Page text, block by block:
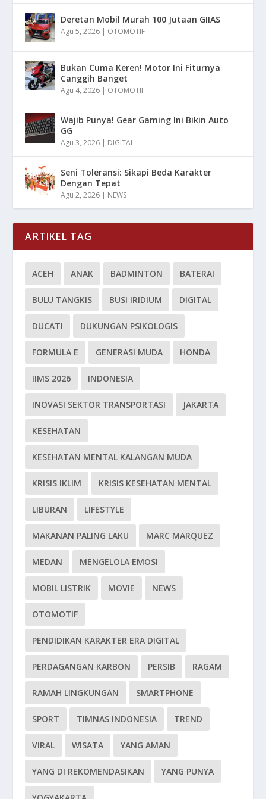
Deretan Mobil Murah 100 Jutaan GIIAS
Agu 5, 2026 | OTOMOTIF
Bukan Cuma Keren! Motor Ini Fiturnya
Canggih Banget
Agu 4, 2026 | OTOMOTIF
Wajib Punya! Gear Gaming Ini Bikin Auto
GG
Agu 3, 2026 | DIGITAL
Seni Toleransi: Sikapi Beda Karakter
Dengan Tepat
Agu 2, 2026 | NEWS
ARTIKEL TAG
ACEH ANAK BADMINTON BATERAI
BULU TANGKIS BUSI IRIDIUM DIGITAL
DUCATI DUKUNGAN PSIKOLOGIS
FORMULA E GENERASI MUDA HONDA
IIMS 2026 INDONESIA
INOVASI SEKTOR TRANSPORTASI JAKARTA
KESEHATAN
KESEHATAN MENTAL KALANGAN MUDA
KRISIS IKLIM KRISIS KESEHATAN MENTAL
LIBURAN LIFESTYLE
MAKANAN PALING LAKU MARC MARQUEZ
MEDAN MENGELOLA EMOSI
MOBIL LISTRIK MOVIE NEWS
OTOMOTIF
PENDIDIKAN KARAKTER ERA DIGITAL
PERDAGANGAN KARBON PERSIB RAGAM
RAMAH LINGKUNGAN SMARTPHONE
SPORT TIMNAS INDONESIA TREND
VIRAL WISATA YANG AMAN
YANG DI REKOMENDASIKAN YANG PUNYA